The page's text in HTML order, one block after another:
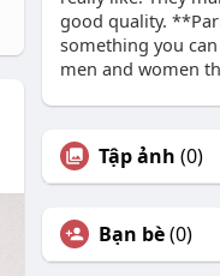
good quality.
something you
men and women
Tập ảnh (0)
Bạn bè(0)